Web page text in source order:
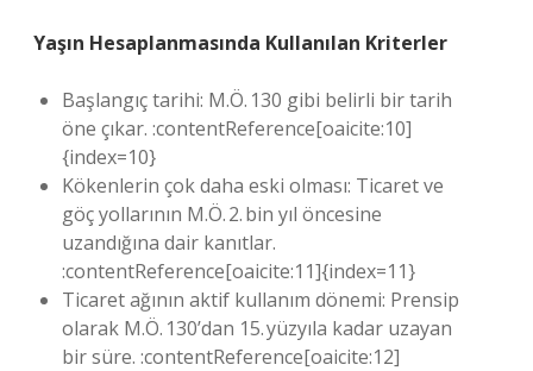
Yaşın Hesaplanmasında Kullanılan Kriterler
Başlangıç tarihi: M.Ö. 130 gibi belirli bir tarih
öne çıkar. :contentReference[oaicite:10]
{index=10}
Kökenlerin çok daha eski olması: Ticaret ve
göç yollarının M.Ö. 2. bin yıl öncesine
uzandığına dair kanıtlar.
:contentReference[oaicite:11]{index=11}
Ticaret ağının aktif kullanım dönemi: Prensip
olarak M.Ö. 130’dan 15. yüzyıla kadar uzayan
bir süre. :contentReference[oaicite:12]